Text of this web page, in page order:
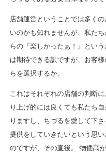
店舗運営ということでは多く
いのかも知れませんが、私た
らの『楽しかったぁ！』とい
は期待できる訳ですが、お客
らを選択するか。
これはそれぞれの店舗の判断
り上げ的には良くても私たち
りますし、ちづるを愛して下
提供をしていきたいという思
のですが、その直後。 物価高